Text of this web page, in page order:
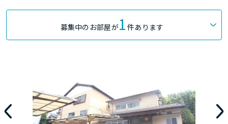
募集中のお部屋が1 件あります